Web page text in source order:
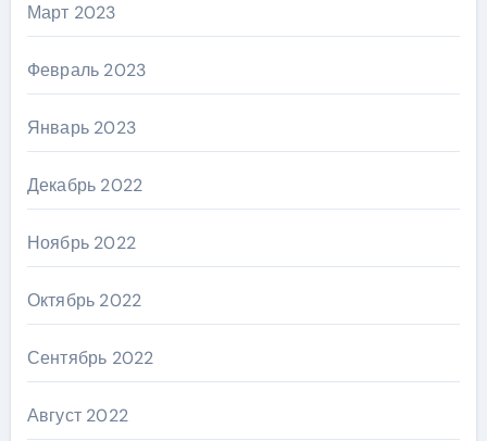
Март 2023
Февраль 2023
Январь 2023
Декабрь 2022
Ноябрь 2022
Октябрь 2022
Сентябрь 2022
Август 2022